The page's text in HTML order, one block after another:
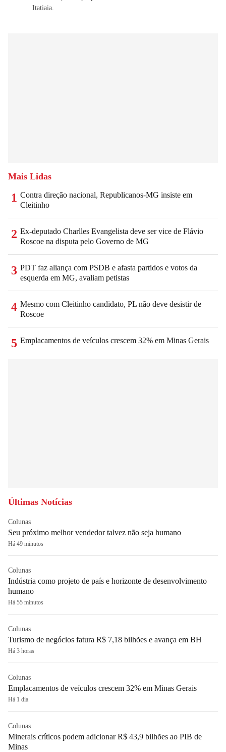
Itatiaia.
Mais Lidas
1 Contra direção nacional, Republicanos-MG insiste em
Cleitinho
2 Ex-deputado Charlles Evangelista deve ser vice de Flávio
Roscoe na disputa pelo Governo de MG
3 PDT faz aliança com PSDB e afasta partidos e votos da
esquerda em MG, avaliam petistas
4 Mesmo com Cleitinho candidato, PL não deve desistir de
Roscoe
5 Emplacamentos de veículos crescem 32% em Minas Gerais
Últimas Notícias
Colunas
Seu próximo melhor vendedor talvez não seja humano
Há 49 minutos
Colunas
Indústria como projeto de país e horizonte de desenvolvimento
humano
Há 55 minutos
Colunas
Turismo de negócios fatura R$ 7,18 bilhões e avança em BH
Há 3 horas
Colunas
Emplacamentos de veículos crescem 32% em Minas Gerais
Há 1 dia
Colunas
Minerais críticos podem adicionar R$ 43,9 bilhões ao PIB de
Minas